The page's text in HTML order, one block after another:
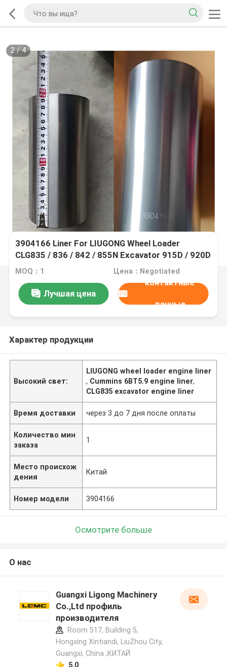
2/4
3904166 Liner For LIUGONG Wheel Loader
CLG835 / 836 / 842 / 855N Excavator 915D / 920D
/ 922D Roadroller 618/620 Engine 6BT5.9 /
MOQ：1 Цена：Negotiated
Лучшая цена
контактные
данные
Характер продукции
Высокий свет:
LIUGONG wheel loader engine liner
, Cummins 6BT5.9 engine liner,
CLG835 excavator engine liner
Время доставки через 3 до 7 дня после оплаты
Количество мин
заказа
1
Место происхож
дения
Китай
Номер модели 3904166
Осмотрите больше
О нас
Guangxi Ligong Machinery
Co.,Ltd профиль
производителя
Room 517, Building 5,
Hongxing Xintiandi, LiuZhou City,
Guangxi, China ,КИТАЙ
5.0